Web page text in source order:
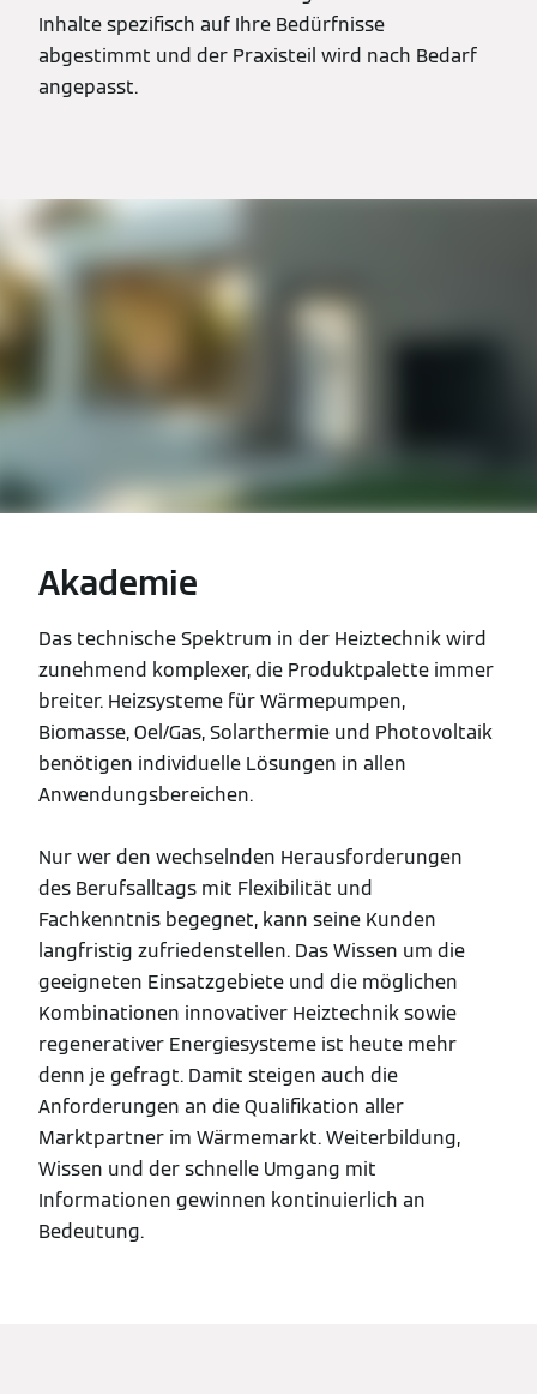
Inhalte spezifisch auf Ihre Bedürfnisse
abgestimmt und der Praxisteil wird nach Bedarf
angepasst.
Akademie
Das technische Spektrum in der Heiztechnik wird
zunehmend komplexer, die Produktpalette immer
breiter. Heizsysteme für Wärmepumpen,
Biomasse, Oel/Gas, Solarthermie und Photovoltaik
benötigen individuelle Lösungen in allen
Anwendungsbereichen.
Nur wer den wechselnden Herausforderungen
des Berufsalltags mit Flexibilität und
Fachkenntnis begegnet, kann seine Kunden
langfristig zufriedenstellen. Das Wissen um die
geeigneten Einsatzgebiete und die möglichen
Kombinationen innovativer Heiztechnik sowie
regenerativer Energiesysteme ist heute mehr
denn je gefragt. Damit steigen auch die
Anforderungen an die Qualifikation aller
Marktpartner im Wärmemarkt. Weiterbildung,
Wissen und der schnelle Umgang mit
Informationen gewinnen kontinuierlich an
Bedeutung.